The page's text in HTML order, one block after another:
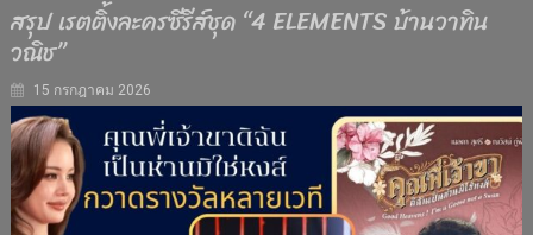
สรุป เรตติ้งละครซีรีส์ชุด “4 ELEMENTS บ้านวาทิน
วณิช”
15 กรกฎาคม 2026